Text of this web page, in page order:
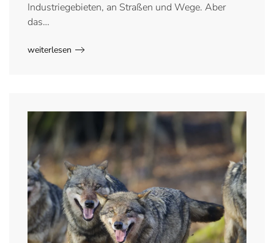
Industriegebieten, an Straßen und Wege. Aber
das…
weiterlesen